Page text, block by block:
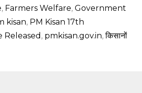
, Farmers Welfare, Government
kisan, PM Kisan 17th
, pmkisan.gov.in,किसानों